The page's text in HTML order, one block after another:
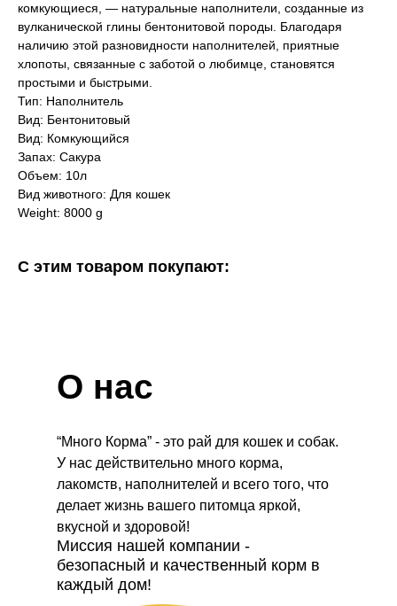
комкующиеся, — натуральные наполнители, созданные из
вулканической глины бентонитовой породы. Благодаря
наличию этой разновидности наполнителей, приятные
хлопоты, связанные с заботой о любимце, становятся
простыми и быстрыми.
Тип: Наполнитель
Вид: Бентонитовый
Вид: Комкующийся
Запах: Сакура
Объем: 10л
Вид животного: Для кошек
Weight: 8000 g
С этим товаром покупают:
“Много Корма” - это рай для кошек и собак.
У нас действительно много корма,
лакомств, наполнителей и всего того, что
делает жизнь вашего питомца яркой,
вкусной и здоровой!
Миссия нашей компании -
безопасный и качественный корм в
каждый дом!
О нас